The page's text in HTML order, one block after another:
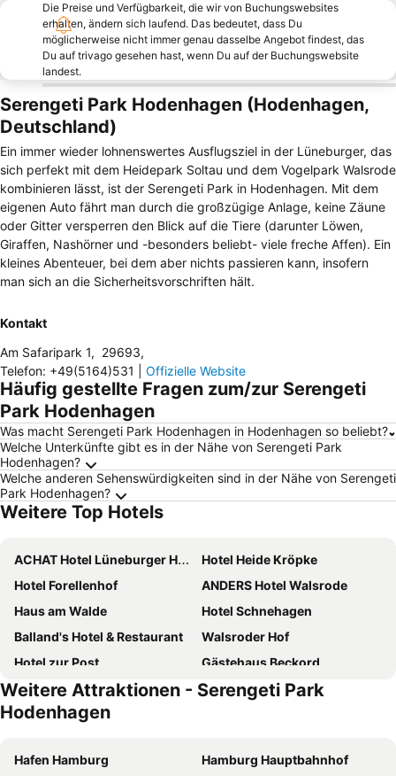
Die Preise und Verfügbarkeit, die wir von Buchungswebsites
erhalten, ändern sich laufend. Das bedeutet, dass Du
möglicherweise nicht immer genau dasselbe Angebot findest, das
Du auf trivago gesehen hast, wenn Du auf der Buchungswebsite
landest.
Serengeti Park Hodenhagen (Hodenhagen,
Deutschland)
Ein immer wieder lohnenswertes Ausflugsziel in der Lüneburger, das
sich perfekt mit dem Heidepark Soltau und dem Vogelpark Walsrode
kombinieren lässt, ist der Serengeti Park in Hodenhagen. Mit dem
eigenen Auto fährt man durch die großzügige Anlage, keine Zäune
oder Gitter versperren den Blick auf die Tiere (darunter Löwen,
Giraffen, Nashörner und -besonders beliebt- viele freche Affen). Ein
kleines Abenteuer, bei dem aber nichts passieren kann, insofern
man sich an die Sicherheitsvorschriften hält.
Kontakt
Am Safaripark 1, 29693,
Telefon: +49(5164)531 Offizielle Website
Häufig gestellte Fragen zum/zur Serengeti
Park Hodenhagen
Was macht Serengeti Park Hodenhagen in Hodenhagen so beliebt?
Welche Unterkünfte gibt es in der Nähe von Serengeti Park
Hodenhagen?
Welche anderen Sehenswürdigkeiten sind in der Nähe von Serengeti
Park Hodenhagen?
Weitere Top Hotels
ACHAT Hotel Lüneburger Heide
Hotel Heide Kröpke
Hotel Forellenhof
ANDERS Hotel Walsrode
Haus am Walde
Hotel Schnehagen
Balland's Hotel & Restaurant
Walsroder Hof
Hotel zur Post
Gästehaus Beckord
Park Hotel Berlin
Lieth-Hotel-Grünreich
Stadtschänke
Hotel Zum Böhmegrund
Pension Strohm im Lieth Café
Weitere Attraktionen - Serengeti Park
Hodenhagen
Hafen Hamburg
Hamburg Hauptbahnhof